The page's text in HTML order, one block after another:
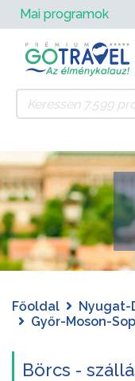
Mai programok
Főoldal
Nyugat-
Győr-Moson-
Börcs -